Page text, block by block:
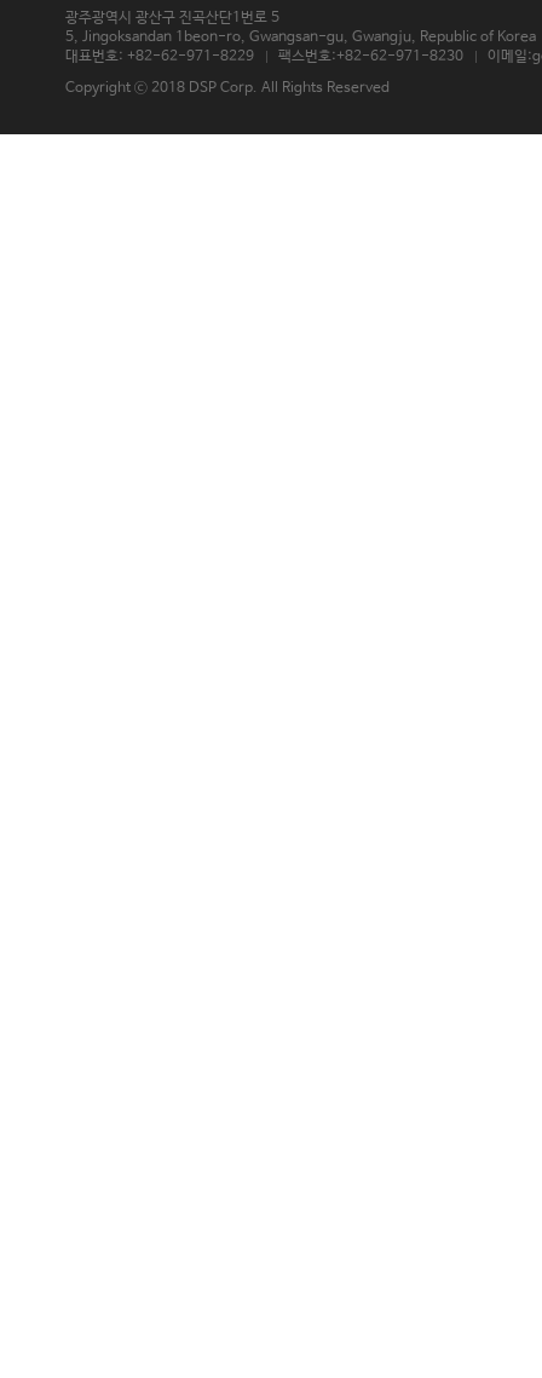
광주광역시 광산구 진곡산단1번로 5
5, Jingoksandan 1beon-ro, Gwangsan-gu, Gwangju, Republic of Korea
대표번호: +82-62-971-8229
팩스번호:+82-62-971-8230
이메일
Copyright ⓒ 2018 DSP Corp. All Rights Reserved